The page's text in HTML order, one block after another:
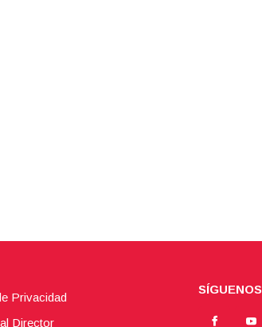
Privacidad
Director
SÍGUENOS